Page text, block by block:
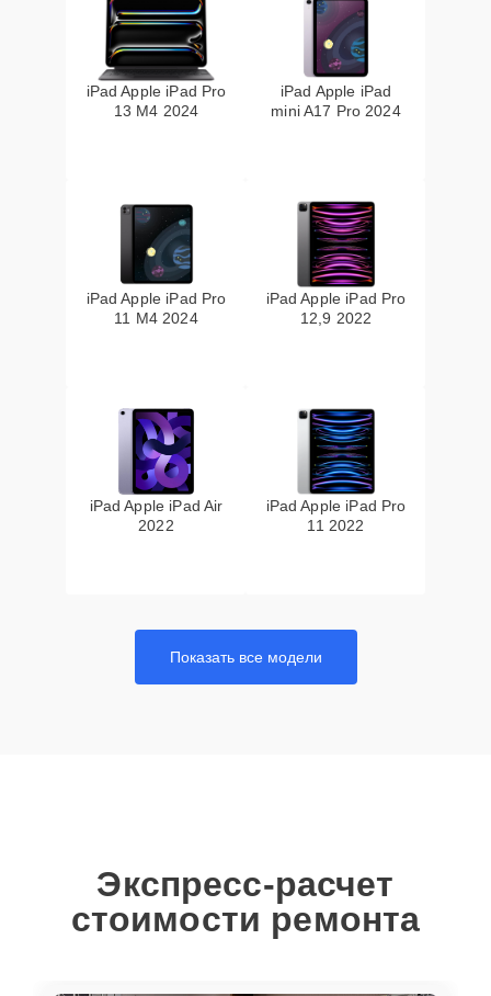
iPad Apple iPad Pro
13 M4 2024
iPad Apple iPad
mini A17 Pro 2024
iPad Apple iPad Pro
11 M4 2024
iPad Apple iPad Pro
12,9 2022
iPad Apple iPad Air
2022
iPad Apple iPad Pro
11 2022
Показать все модели
Экспресс-расчет
стоимости ремонта